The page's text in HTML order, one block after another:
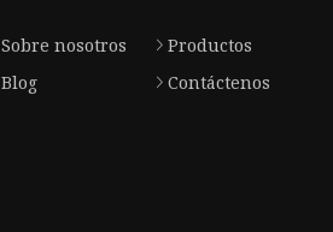
Sobre nosotros
Productos
Blog
Contáctenos